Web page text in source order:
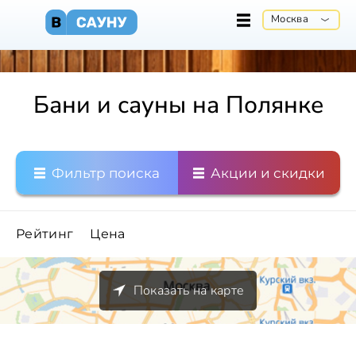
Москва
Бани и сауны на Полянке
Фильтр поиска Акции и скидки
Рейтинг Цена
Показать на карте